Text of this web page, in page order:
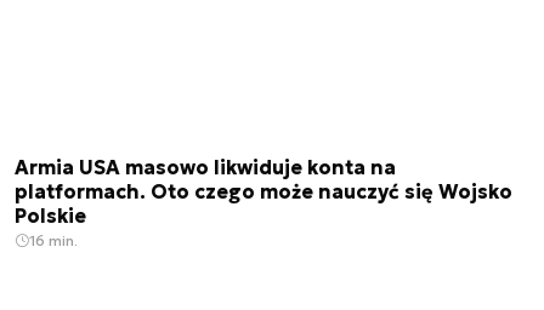
Armia USA masowo likwiduje konta na
platformach. Oto czego może nauczyć się Wojsko
Polskie
16 min.